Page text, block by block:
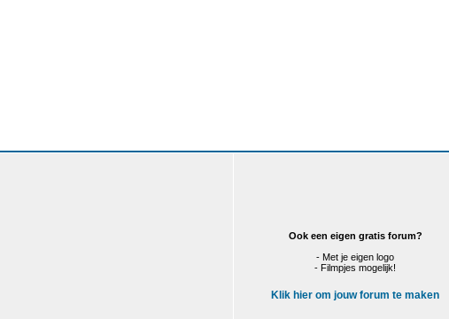
Ook een eigen gratis forum?
- Met je eigen logo
- Filmpjes mogelijk!
Klik hier om jouw forum te maken